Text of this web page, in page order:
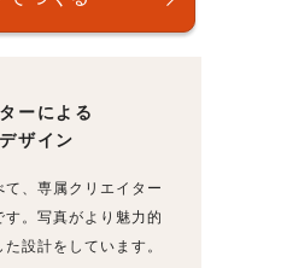
ーによる
ザイン
、専属クリエイター
。写真がより魅力的
設計をしています。